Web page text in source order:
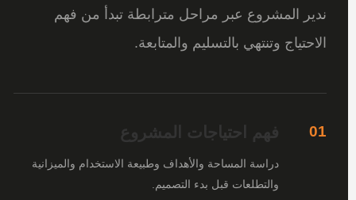
ندير المشروع عبر مراحل مترابطة تبدأ من فهم
الاحتياج وتنتهي بالتسليم والمتابعة.
01 فهم احتياجات المشروع
دراسة المساحة والأهداف وطبيعة الاستخدام والميزانية
والتطلعات قبل بدء التصميم.